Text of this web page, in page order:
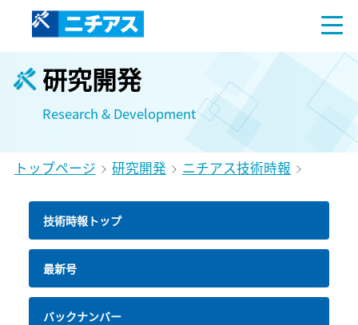
研究開発
Research & Development
トップページ 研究開発 ニチアス技術時報
技術時報トップ
最新号
バックナンバー